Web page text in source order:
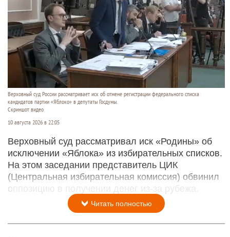
Верховный суд России рассматривает иск об отмене регистрации федерального списка
кандидатов партии «Яблоко» в депутаты Госдумы.
Скриншот видео
10 августа 2026 в 22:05
Верховный суд рассматривал иск «Родины» об
исключении «Яблока» из избирательных списков.
На этом заседании представитель ЦИК
(Центральная избирательная комиссия) обвинил
оппозицию в получении денег из-за рубежа.
Читать полностью